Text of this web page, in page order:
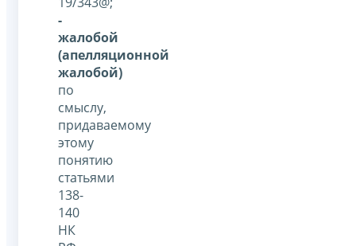
-
жалобой
(апелляционной
жалобой)
по
смыслу,
придаваемому
этому
понятию
статьями
138-
140
НК